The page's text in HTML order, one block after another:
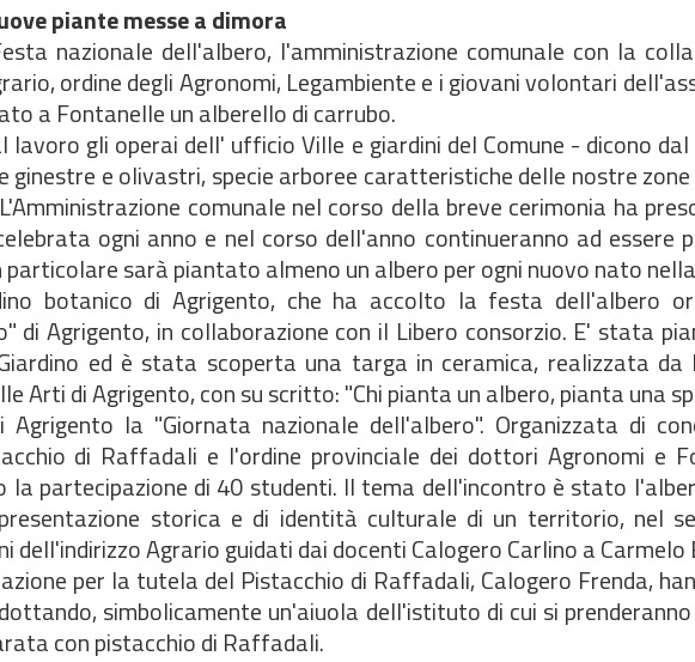
piante messe a dimora
nazionale dell'albero, l'amministrazione comunale con la
ordine degli Agronomi, Legambiente e i giovani volontari
a Fontanelle un alberello di carrubo.
gli operai dell' ufficio Ville e giardini del Comune - dicono dal
e olivastri, specie arboree caratteristiche delle nostre zone
comunale nel corso della breve cerimonia ha
ogni anno e nel corso dell'anno continueranno ad essere
sarà piantato almeno un albero per ogni nuovo nato
botanico di Agrigento, che ha accolto la festa dell'albero
di Agrigento, in collaborazione con il Libero consorzio. E' stata
ed è stata scoperta una targa in ceramica, realizzata da
Arti di Agrigento, con su scritto: "Chi pianta un albero, pianta una
la "Giornata nazionale dell'albero". Organizzata di
di Raffadali e l'ordine provinciale dei dottori Agronomi e
partecipazione di 40 studenti. Il tema dell'incontro è stato
storica e di identità culturale di un territorio, nel
dell'indirizzo Agrario guidati dai docenti Calogero Carlino a Carmelo
per la tutela del Pistacchio di Raffadali, Calogero Frenda,
simbolicamente un'aiuola dell'istituto di cui si
con pistacchio di Raffadali.